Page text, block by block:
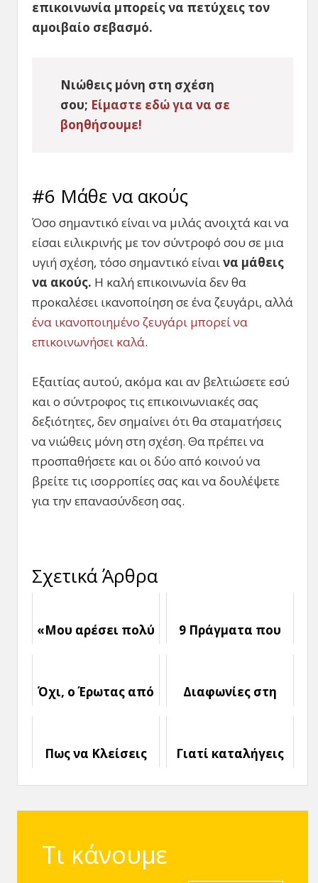
επικοινωνία μπορείς να πετύχεις τον
αμοιβαίο σεβασμό.
Νιώθεις μόνη στη σχέση
σου; Είμαστε εδώ για να σε
βοηθήσουμε!
#6 Μάθε να ακούς
Όσο σημαντικό είναι να μιλάς ανοιχτά και να
είσαι ειλικρινής με τον σύντροφό σου σε μια
υγιή σχέση, τόσο σημαντικό είναινα μάθεις
να ακούς. Η καλή επικοινωνία δεν θα
προκαλέσει ικανοποίηση σε ένα ζευγάρι, αλλά
ένα ικανοποιημένο ζευγάρι μπορεί να
επικοινωνήσει καλά.
Εξαιτίας αυτού, ακόμα και αν βελτιώσετε εσύ
και ο σύντροφος τις επικοινωνιακές σας
δεξιότητες, δεν σημαίνει ότι θα σταματήσεις
να νιώθεις μόνη στη σχέση. Θα πρέπει να
προσπαθήσετε και οι δύο από κοινού να
βρείτε τις ισορροπίες σας και να δουλέψετε
για την επανασύνδεση σας.
Σχετικά Άρθρα
«Μου αρέσει πολύ
9 Πράγματα που
Όχι, ο Έρωτας από
Διαφωνίες στη
τον άλλον
Πως να Κλείσεις
Σχέση μετά το
Γιατί καταλήγεις
Σχέσεις (και πώς
Τι κάνουμε